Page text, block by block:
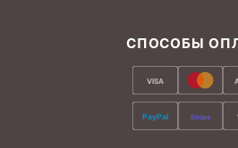
СПОСОБЫ
VISA
PayPal Stripe